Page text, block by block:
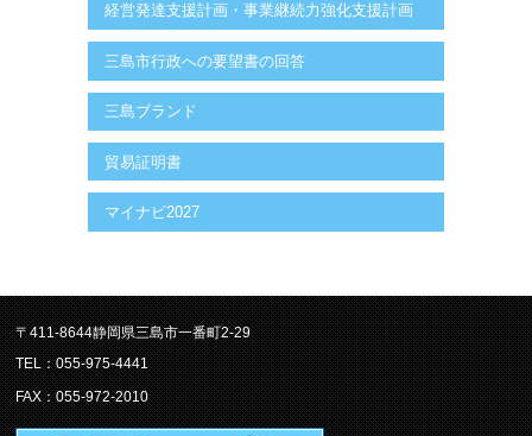
経営発達支援計画・事業継続力強化支援計画
三島市行政への要望書の回答
三島ブランド
貿易証明書
マイナビ2027
〒411-8644静岡県三島市一番町2-29
TEL：055-975-4441
FAX：055-972-2010